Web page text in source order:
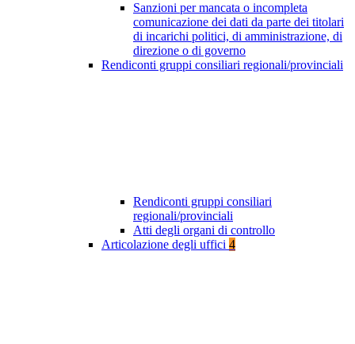
Sanzioni per mancata o incompleta
comunicazione dei dati da parte dei titolari
di incarichi politici, di amministrazione, di
direzione o di governo
Rendiconti gruppi consiliari regionali/provinciali
Rendiconti gruppi consiliari
regionali/provinciali
Atti degli organi di controllo
Articolazione degli uffici 4